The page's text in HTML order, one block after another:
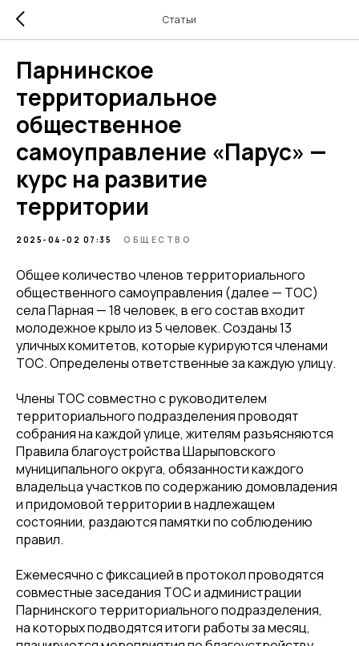
Статьи
Парнинское
территориальное
общественное
самоуправление «Парус» —
курс на развитие
территории
2025-04-02 07:35 ОБЩЕСТВО
Общее количество членов территориального
общественного самоуправления (далее — ТОС)
села Парная — 18 человек, в его состав входит
молодежное крыло из 5 человек. Созданы 13
уличных комитетов, которые курируются членами
ТОС. Определены ответственные за каждую улицу.
Члены ТОС совместно с руководителем
территориального подразделения проводят
собрания на каждой улице, жителям разъясняются
Правила благоустройства Шарыповского
муниципального округа, обязанности каждого
владельца участков по содержанию домовладения
и придомовой территории в надлежащем
состоянии, раздаются памятки по соблюдению
правил.
Ежемесячно с фиксацией в протокол проводятся
совместные заседания ТОС и администрации
Парнинского территориального подразделения,
на которых подводятся итоги работы за месяц,